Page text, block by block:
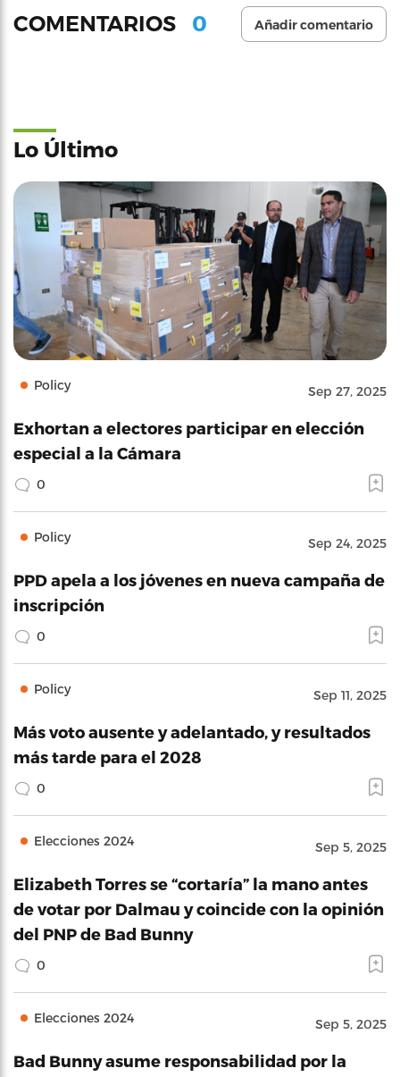
COMENTARIOS 0 Añadir comentario
Lo Último
Policy Sep 27, 2025
Exhortan a electores participar en elección
especial a la Cámara
0
Policy Sep 24, 2025
PPD apela a los jóvenes en nueva campaña de
inscripción
0
Policy Sep 11, 2025
Más voto ausente y adelantado, y resultados
más tarde para el 2028
0
Elecciones 2024 Sep 5, 2025
Elizabeth Torres se “cortaría” la mano antes
de votar por Dalmau y coincide con la opinión
del PNP de Bad Bunny
0
Elecciones 2024 Sep 5, 2025
Bad Bunny asume responsabilidad por la